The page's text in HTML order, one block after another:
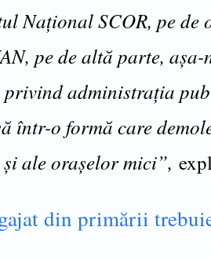
Național SCOR, pe de
pe de altă parte,
privind administrația
într-o formă care
ale orașelor mici”,
din primării